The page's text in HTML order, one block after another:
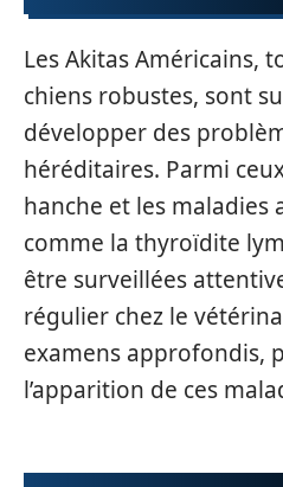
Les Akitas Américains,
chiens robustes, sont
développer des
héréditaires. Parmi
hanche et les maladies
comme la thyroïdite
être surveillées
régulier chez le
examens approfondis,
l’apparition de ces